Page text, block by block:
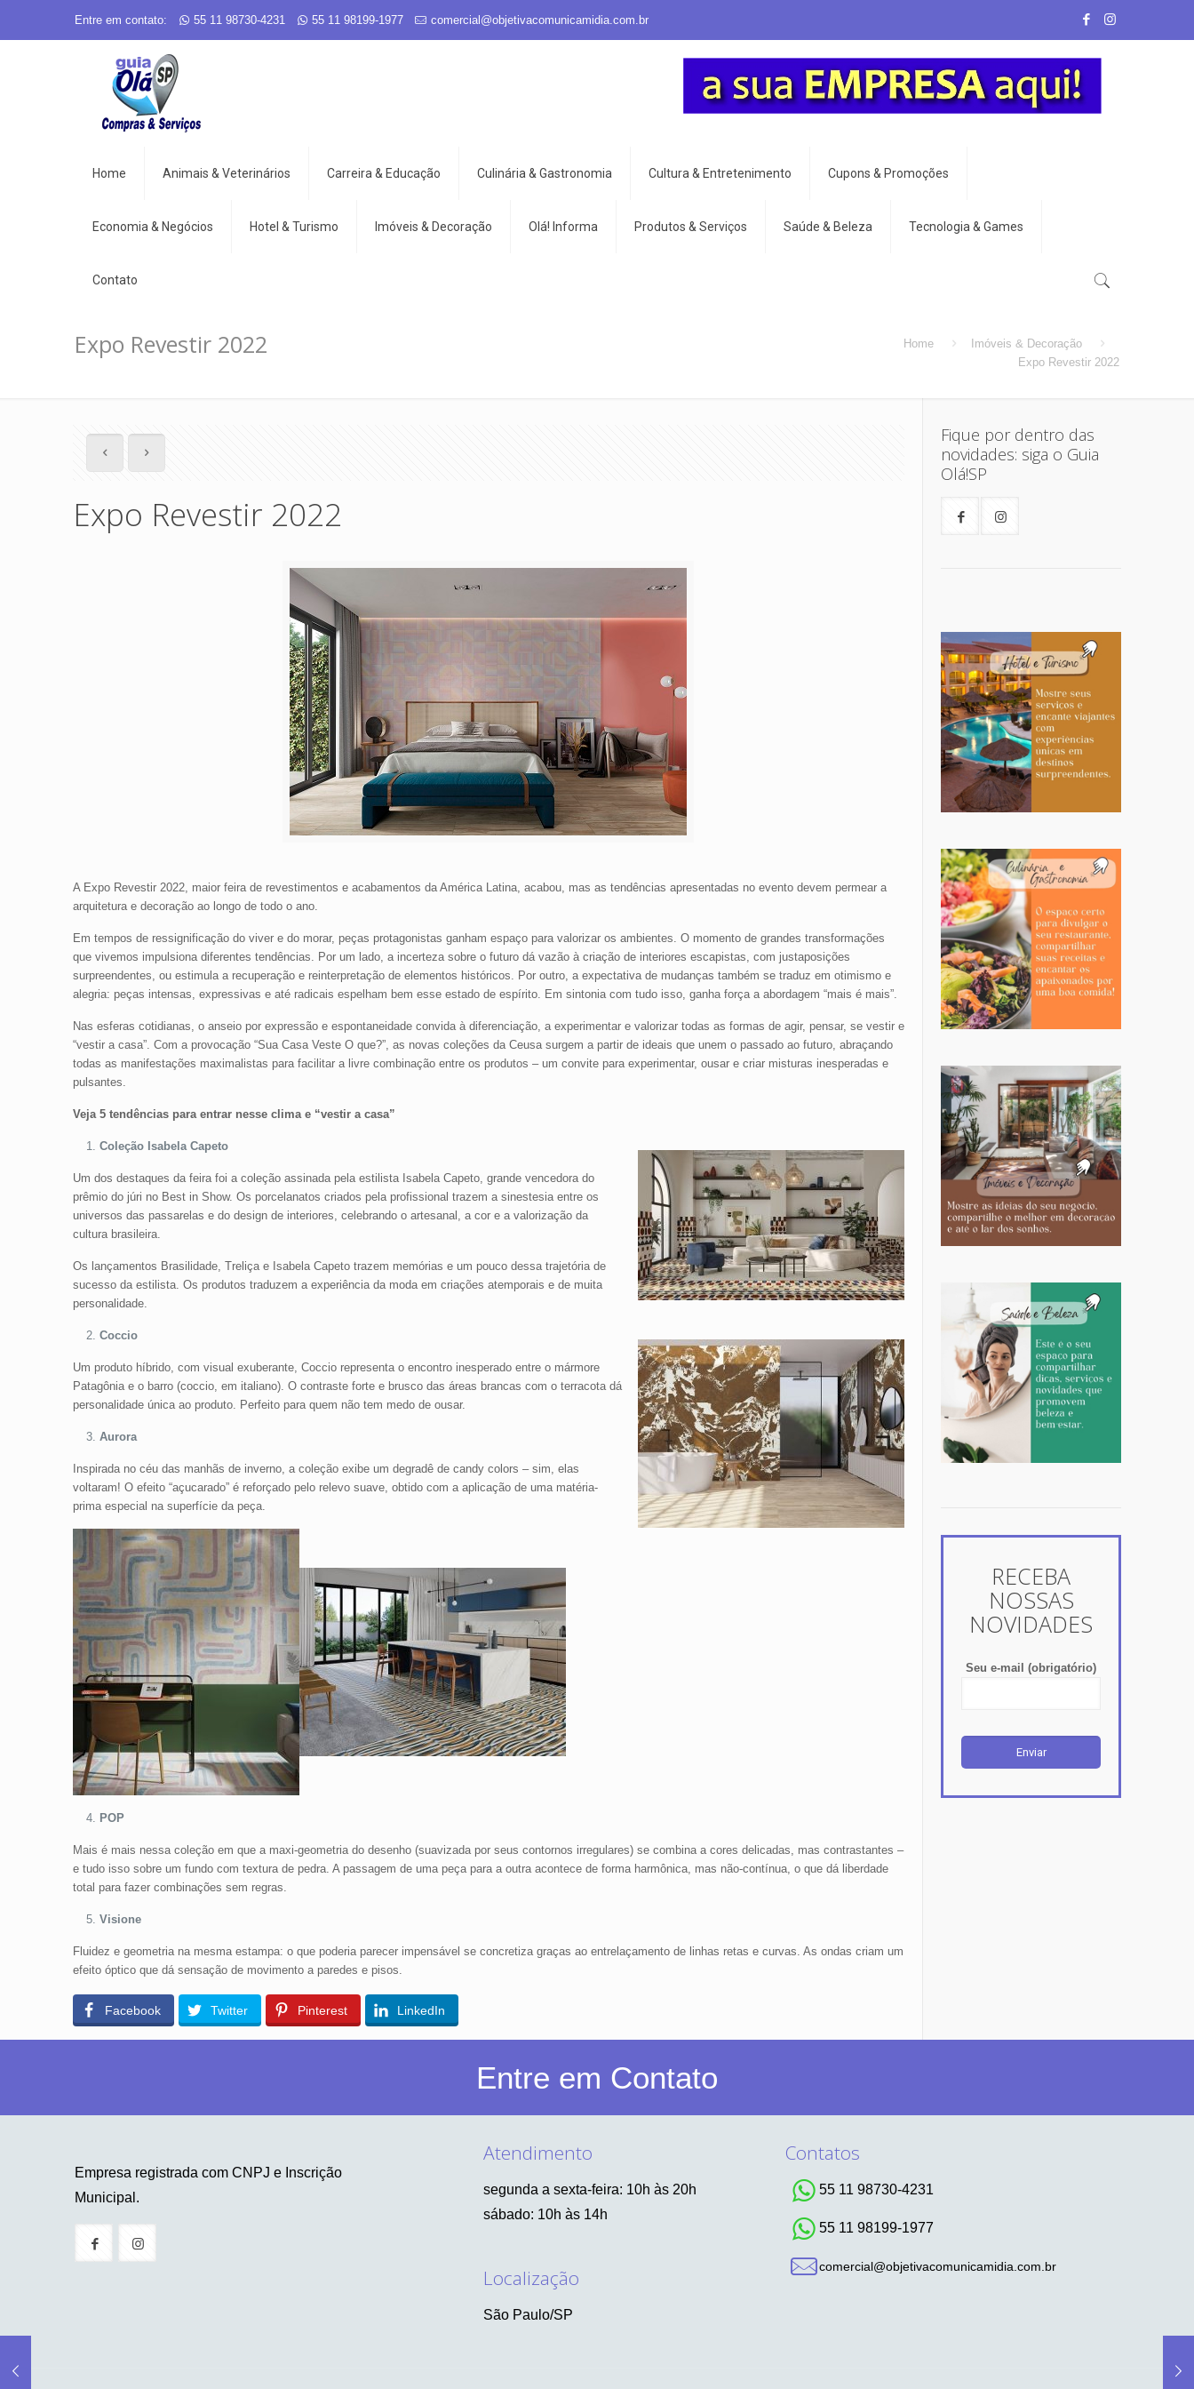
Entre em contato: 55 11 98730-4231 55 11 98199-1977 comercial@objetivacomunicamidia.com.br
Home Animais & Veterinários Carreira & Educação Culinária & Gastronomia Cultura & Entretenimento Cupons & Promoções
Economia & Negócios Hotel & Turismo Imóveis & Decoração Olá! Informa Produtos & Serviços Saúde & Beleza Tecnologia & Games
Contato
Expo Revestir 2022 Home
Imóveis & Decoração
Expo Revestir 2022
Expo Revestir 2022
A Expo Revestir 2022, maior feira de revestimentos e acabamentos da América Latina, acabou, mas as tendências apresentadas no evento devem permear a
arquitetura e decoração ao longo de todo o ano.
Em tempos de ressignificação do viver e do morar, peças protagonistas ganham espaço para valorizar os ambientes. O momento de grandes transformações
que vivemos impulsiona diferentes tendências. Por um lado, a incerteza sobre o futuro dá vazão à criação de interiores escapistas, com justaposições
surpreendentes, ou estimula a recuperação e reinterpretação de elementos históricos. Por outro, a expectativa de mudanças também se traduz em otimismo e
alegria: peças intensas, expressivas e até radicais espelham bem esse estado de espírito. Em sintonia com tudo isso, ganha força a abordagem “mais é mais”.
Nas esferas cotidianas, o anseio por expressão e espontaneidade convida à diferenciação, a experimentar e valorizar todas as formas de agir, pensar, se vestir e
“vestir a casa”. Com a provocação “Sua Casa Veste O que?”, as novas coleções da Ceusa surgem a partir de ideais que unem o passado ao futuro, abraçando
todas as manifestações maximalistas para facilitar a livre combinação entre os produtos – um convite para experimentar, ousar e criar misturas inesperadas e
pulsantes.
Veja 5 tendências para entrar nesse clima e “vestir a casa”
Coleção Isabela Capeto
Um dos destaques da feira foi a coleção assinada pela estilista Isabela Capeto, grande vencedora do
prêmio do júri no Best in Show. Os porcelanatos criados pela profissional trazem a sinestesia entre os
universos das passarelas e do design de interiores, celebrando o artesanal, a cor e a valorização da
cultura brasileira.
Os lançamentos Brasilidade, Treliça e Isabela Capeto trazem memórias e um pouco dessa trajetória de
sucesso da estilista. Os produtos traduzem a experiência da moda em criações atemporais e de muita
personalidade.
Coccio
Um produto híbrido, com visual exuberante, Coccio representa o encontro inesperado entre o mármore
Patagônia e o barro (coccio, em italiano). O contraste forte e brusco das áreas brancas com o terracota dá
personalidade única ao produto. Perfeito para quem não tem medo de ousar.
Aurora
Inspirada no céu das manhãs de inverno, a coleção exibe um degradê de candy colors – sim, elas
voltaram! O efeito “açucarado” é reforçado pelo relevo suave, obtido com a aplicação de uma matéria-
prima especial na superfície da peça.
POP
Mais é mais nessa coleção em que a maxi-geometria do desenho (suavizada por seus contornos irregulares) se combina a cores delicadas, mas contrastantes –
e tudo isso sobre um fundo com textura de pedra. A passagem de uma peça para a outra acontece de forma harmônica, mas não-contínua, o que dá liberdade
total para fazer combinações sem regras.
Visione
Fluidez e geometria na mesma estampa: o que poderia parecer impensável se concretiza graças ao entrelaçamento de linhas retas e curvas. As ondas criam um
efeito óptico que dá sensação de movimento a paredes e pisos.
Facebook Twitter Pinterest LinkedIn
Fique por dentro das
novidades: siga o Guia
Olá!SP
RECEBA
NOSSAS
NOVIDADES
Seu e-mail (obrigatório)
Entre em Contato
Empresa registrada com CNPJ e Inscrição
Municipal.
Atendimento
segunda a sexta-feira: 10h às 20h
sábado: 10h às 14h
Localização
São Paulo/SP
Contatos
55 11 98730-4231
55 11 98199-1977
comercial@objetivacomunicamidia.com.br